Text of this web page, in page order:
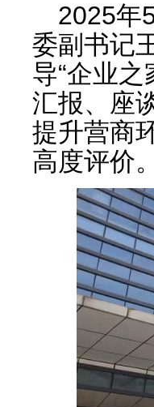
2025年
委副书记
导“企业
汇报、座
提升营商
高度评价。